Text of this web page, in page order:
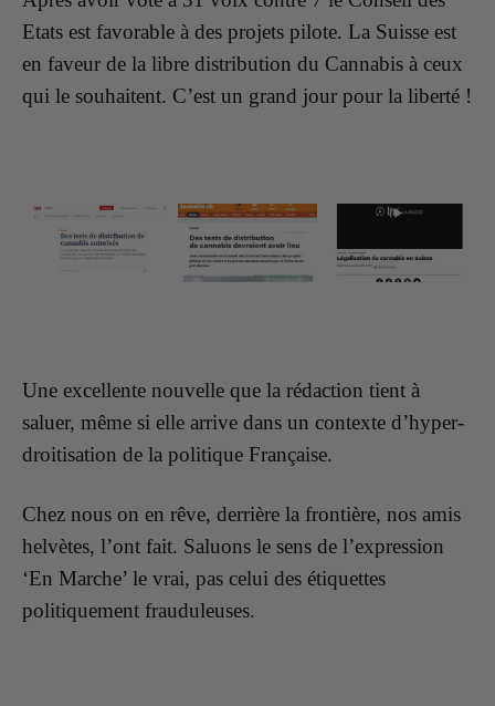
Etats est favorable à des projets pilote. La Suisse est
en faveur de la libre distribution du Cannabis à ceux
qui le souhaitent. C’est un grand jour pour la liberté !
Une excellente nouvelle que la rédaction tient à
saluer, même si elle arrive dans un contexte d’hyper-
droitisation de la politique Française.
Chez nous on en rêve, derrière la frontière, nos amis
helvètes, l’ont fait. Saluons le sens de l’expression
‘En Marche’ le vrai, pas celui des étiquettes
politiquement frauduleuses.